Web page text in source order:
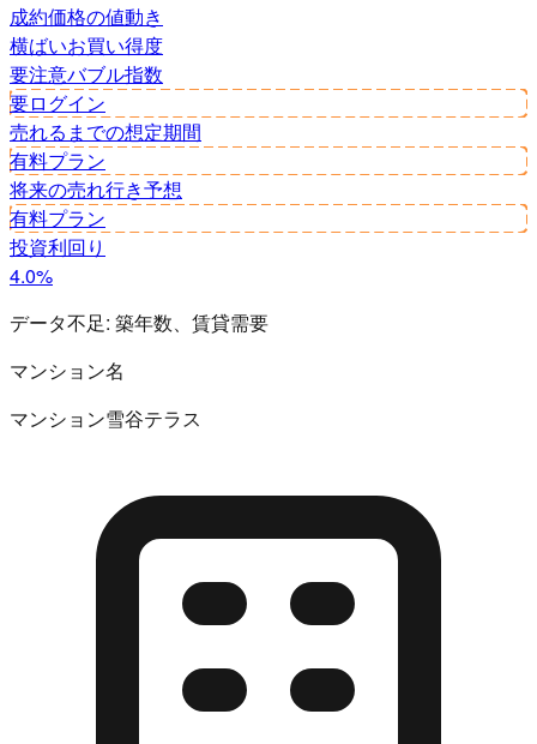
成約価格の値動き
横ばいお買い得度
要注意バブル指数
要ログイン
売れるまでの想定期間
有料プラン
将来の売れ行き予想
有料プラン
投資利回り
4.0%
データ不足: 築年数、賃貸需要
マンション名
マンション雪谷テラス